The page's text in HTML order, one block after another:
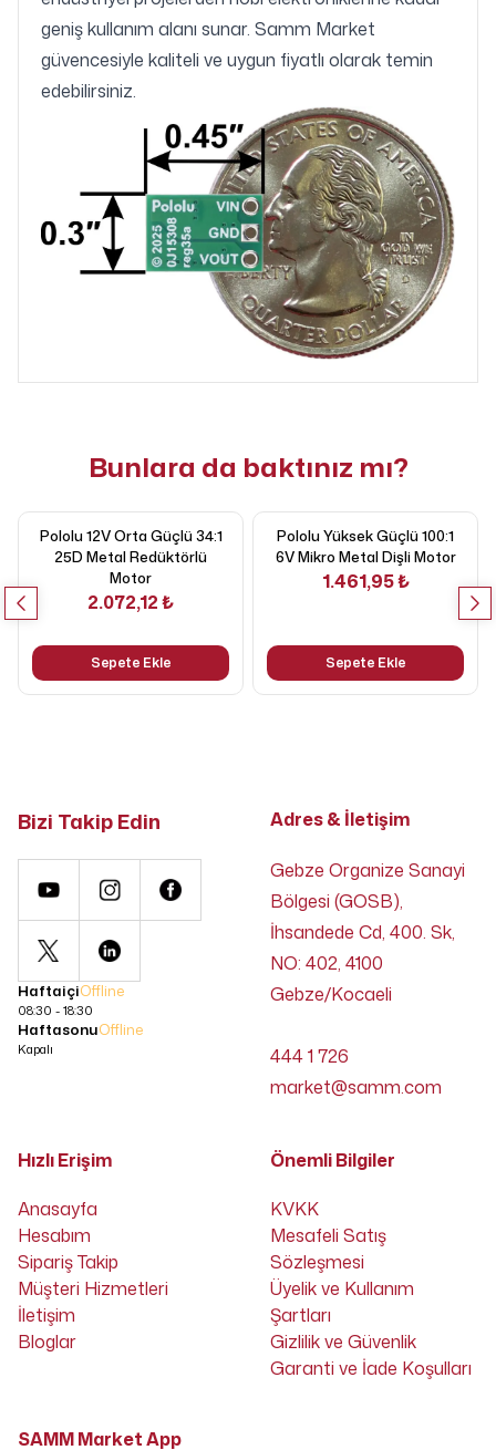
geniş kullanım alanı sunar. Samm Market
güvencesiyle kaliteli ve uygun fiyatlı olarak temin
edebilirsiniz.
Bunlara da baktınız mı?
Pololu 12V Orta Güçlü 34:1
25D Metal Redüktörlü
Motor
2.072,12 ₺
Sepete Ekle
Pololu Yüksek Güçlü 100:1
6V Mikro Metal Dişli Motor
1.461,95 ₺
Sepete Ekle
Bizi Takip Edin
HaftaiçiOffline
08:30 - 18:30
HaftasonuOffline
Kapalı
Adres & İletişim
Gebze Organize Sanayi
Bölgesi (GOSB),
İhsandede Cd, 400. Sk,
NO: 402, 4100
Gebze/Kocaeli
444 1 726
market@samm.com
Hızlı Erişim
Anasayfa
Hesabım
Sipariş Takip
Müşteri Hizmetleri
İletişim
Bloglar
Önemli Bilgiler
KVKK
Mesafeli Satış
Sözleşmesi
Üyelik ve Kullanım
Şartları
Gizlilik ve Güvenlik
Garanti ve İade Koşulları
SAMM Market App